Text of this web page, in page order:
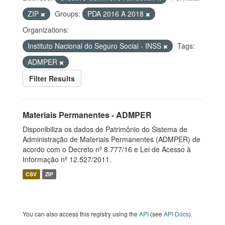
ZIP
Groups:
PDA 2016 A 2018
Organizations:
Instituto Nacional do Seguro Social - INSS
Tags:
ADMPER
Filter Results
Materiais Permanentes - ADMPER
Disponibiliza os dados de Patrimônio do Sistema de
Administração de Materiais Permanentes (ADMPER) de
acordo com o Decreto nº 8.777/16 e Lei de Acesso à
Informação nº 12.527/2011.
CSV ZIP
You can also access this registry using the API (see API Docs).